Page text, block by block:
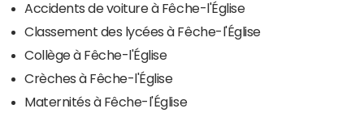
Accidents de voiture à Fêche-l'Église
Classement des lycées à Fêche-l'Église
Collège à Fêche-l'Église
Crèches à Fêche-l'Église
Maternités à Fêche-l'Église